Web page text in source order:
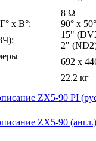
8 Ω
Г° x В°:
90° x 50°
15"
2"
692 x
22.2 кг
ZX5-90 PI
ZX5-90 (англ.)